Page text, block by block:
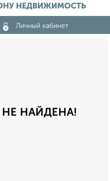
НЕДВИЖИМОСТЬ
Личный кабинет
НАЙДЕНА!